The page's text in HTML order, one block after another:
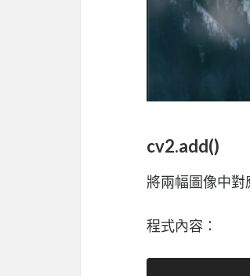
cv2.add()
將兩幅圖像中
程式內容：